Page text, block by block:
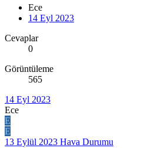
Ece
14 Eyl 2023
Cevaplar
0
Görüntüleme
565
14 Eyl 2023
Ece
E
E
13 Eylül 2023 Hava Durumu